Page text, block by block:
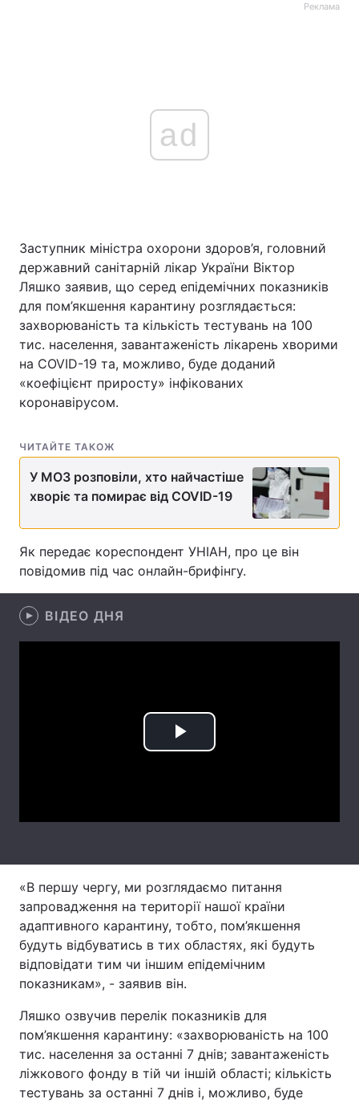
Головна Війна
Україна Політика
Світ
Спорт Наука
Техно і зв'язок Лайт
Здоров'я Туризм
Цікавинки Погода
Екологія Регіони
Лонгріди
Відео з Youtube
Тема оформлення
Реклама
ad
Заступник міністра охорони здоров’я, головний
державний санітарній лікар України Віктор
Ляшко заявив, що серед епідемічних показників
для пом’якшення карантину розглядається:
захворюваність та кількість тестувань на 100
тис. населення, завантаженість лікарень хворими
на COVID-19 та, можливо, буде доданий
«коефіцієнт приросту» інфікованих
коронавірусом.
ЧИТАЙТЕ ТАКОЖ
У МОЗ розповіли, хто найчастіше
хворіє та помирає від COVID-19
Як передає кореспондент УНІАН, про це він
повідомив під час онлайн-брифінгу.
ВІДЕО ДНЯ
Play
«В першу чергу, ми розглядаємо питання
запровадження на території нашої країни
адаптивного карантину, тобто, пом’якшення
будуть відбуватись в тих областях, які будуть
відповідати тим чи іншим епідемічним
показникам», - заявив він.
Ляшко озвучив перелік показників для
пом’якшення карантину: «захворюваність на 100
тис. населення за останні 7 днів; завантаженість
ліжкового фонду в тій чи іншій області; кількість
тестувань за останні 7 днів і, можливо, буде